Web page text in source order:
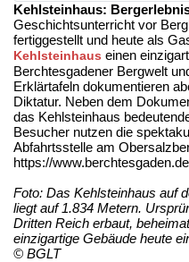
Kehlsteinhaus:
Geschichtsunterricht vor
fertiggestellt und heute als
Kehlsteinhaus einen
Berchtesgadener Bergwelt
Erklärtafeln dokumentieren
Diktatur. Neben dem
das Kehlsteinhaus
Besucher nutzen die
Abfahrtsstelle am
https://
Foto: Das Kehlsteinhaus auf
liegt auf 1.834 Metern.
Dritten Reich erbaut,
einzigartige Gebäude heute
© BGLT